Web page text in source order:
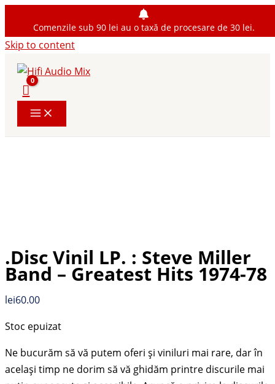
Comenzile sub 90 lei au o taxă de procesare de 30 lei.
Skip to content
.Disc Vinil LP. : Steve Miller
Band – Greatest Hits 1974-78
lei60.00
Stoc epuizat